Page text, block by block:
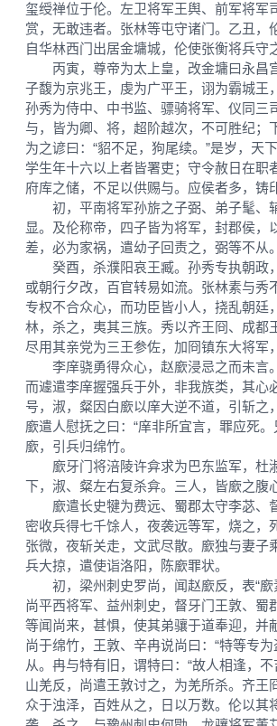
玺绶禅位于伦。左卫将军王舆、前军将
赏，无敢违者。张林等屯守诸门。乙丑
自华林西门出居金墉城，伦使张衡将兵守
丙寅，尊帝为太上皇，改金墉曰永昌
子馥为京兆王，虔为广平王，诩为霸城王
孙秀为侍中、中书监、骠骑将军、仪同三
与，皆为卿、将，超阶越次，不可胜纪；
为之谚曰：“貂不足，狗尾续。”是岁，天
学生年十六以上者皆署吏；守令赦日在职
府库之储，不足以供赐与。应侯者多，铸
初，平南将军孙旂之子弼、弟子髦、
显。及伦称帝，四子皆为将军，封郡侯
差，必为家祸，遣幼子回责之，弼等不从
癸酉，杀濮阳哀王臧。孙秀专执朝政，
或朝行夕改，百官转易如流。张林素与秀
专权不合众心，而功臣皆小人，挠乱朝廷
林，杀之，夷其三族。秀以齐王冏、成都
尽用其亲党为三王参佐，加冏镇东大将军
李庠骁勇得众心，赵廞浸忌之而未言。
而遽遣李庠握强兵于外，非我族类，其心
号，淑，粲因白廞以庠大逆不道，引斩之
廞遣人慰抚之曰：“庠非所宜言，罪应死
廞，引兵归绵竹。
廞牙门将涪陵许弇求为巴东监军，杜
下，淑、粲左右复杀弇。三人，皆廞之腹
廞遣长史犍为费远、蜀郡太守李苾、
密收兵得七千馀人，夜袭远等军，烧之
张微，夜斩关走，文武尽散。廞独与妻
兵大掠，遣使诣洛阳，陈廞罪状。
初，梁州刺史罗尚，闻赵廞反，表“廞
尚平西将军、益州刺史，督牙门王敦、
等闻尚来，甚惧，使其弟骧于道奉迎，
尚于绵竹，王敦、辛冉说尚曰：“特等专
从。冉与特有旧，谓特曰：“故人相逢，
山羌反，尚遣王敦讨之，为羌所杀。齐
众于浊泽，百姓从之，日以万数。伦以